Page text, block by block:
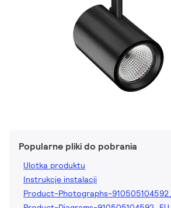
Popularne pliki do pobrania
Ulotka produktu
Instrukcje instalacji
Product-Photographs-